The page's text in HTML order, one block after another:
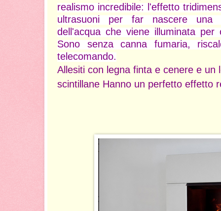
realismo incredibile: l'effetto
ultrasuoni per far nascere una
dell'acqua che viene illuminata
Sono senza canna fumaria,
telecomando.
Allesiti con legna finta e cenere e un
scintillane Hanno un perfetto effetto